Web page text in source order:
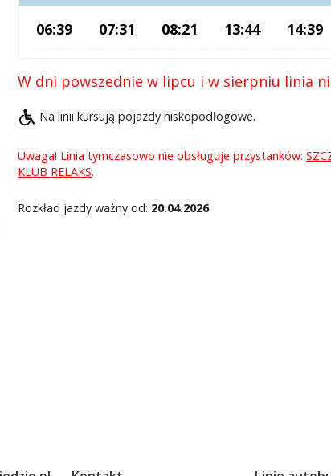
06:39 07:31 08:21 13:44 14:39
W dni powszednie w lipcu i w sierpniu linia
Na linii kursują pojazdy niskopodłogowe.
Uwaga! Linia tymczasowo nie obsługuje przystanków:
KLUB RELAKS.
Rozkład jazdy ważny od: 20.04.2026